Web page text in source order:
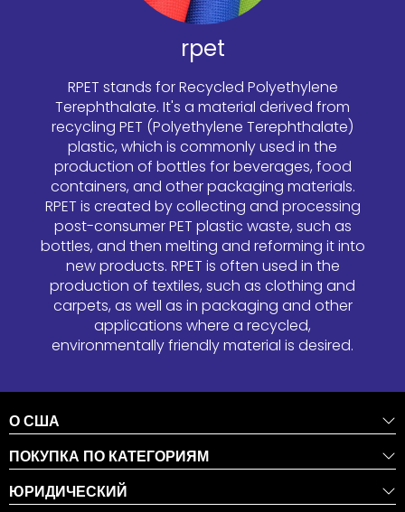
rpet
RPET stands for Recycled Polyethylene
Terephthalate. It's a material derived from
recycling PET (Polyethylene Terephthalate)
plastic, which is commonly used in the
production of bottles for beverages, food
containers, and other packaging materials.
RPET is created by collecting and processing
post-consumer PET plastic waste, such as
bottles, and then melting and reforming it into
new products. RPET is often used in the
production of textiles, such as clothing and
carpets, as well as in packaging and other
applications where a recycled,
environmentally friendly material is desired.
О США
ПОКУПКА ПО КАТЕГОРИЯМ
ЮРИДИЧЕСКИЙ